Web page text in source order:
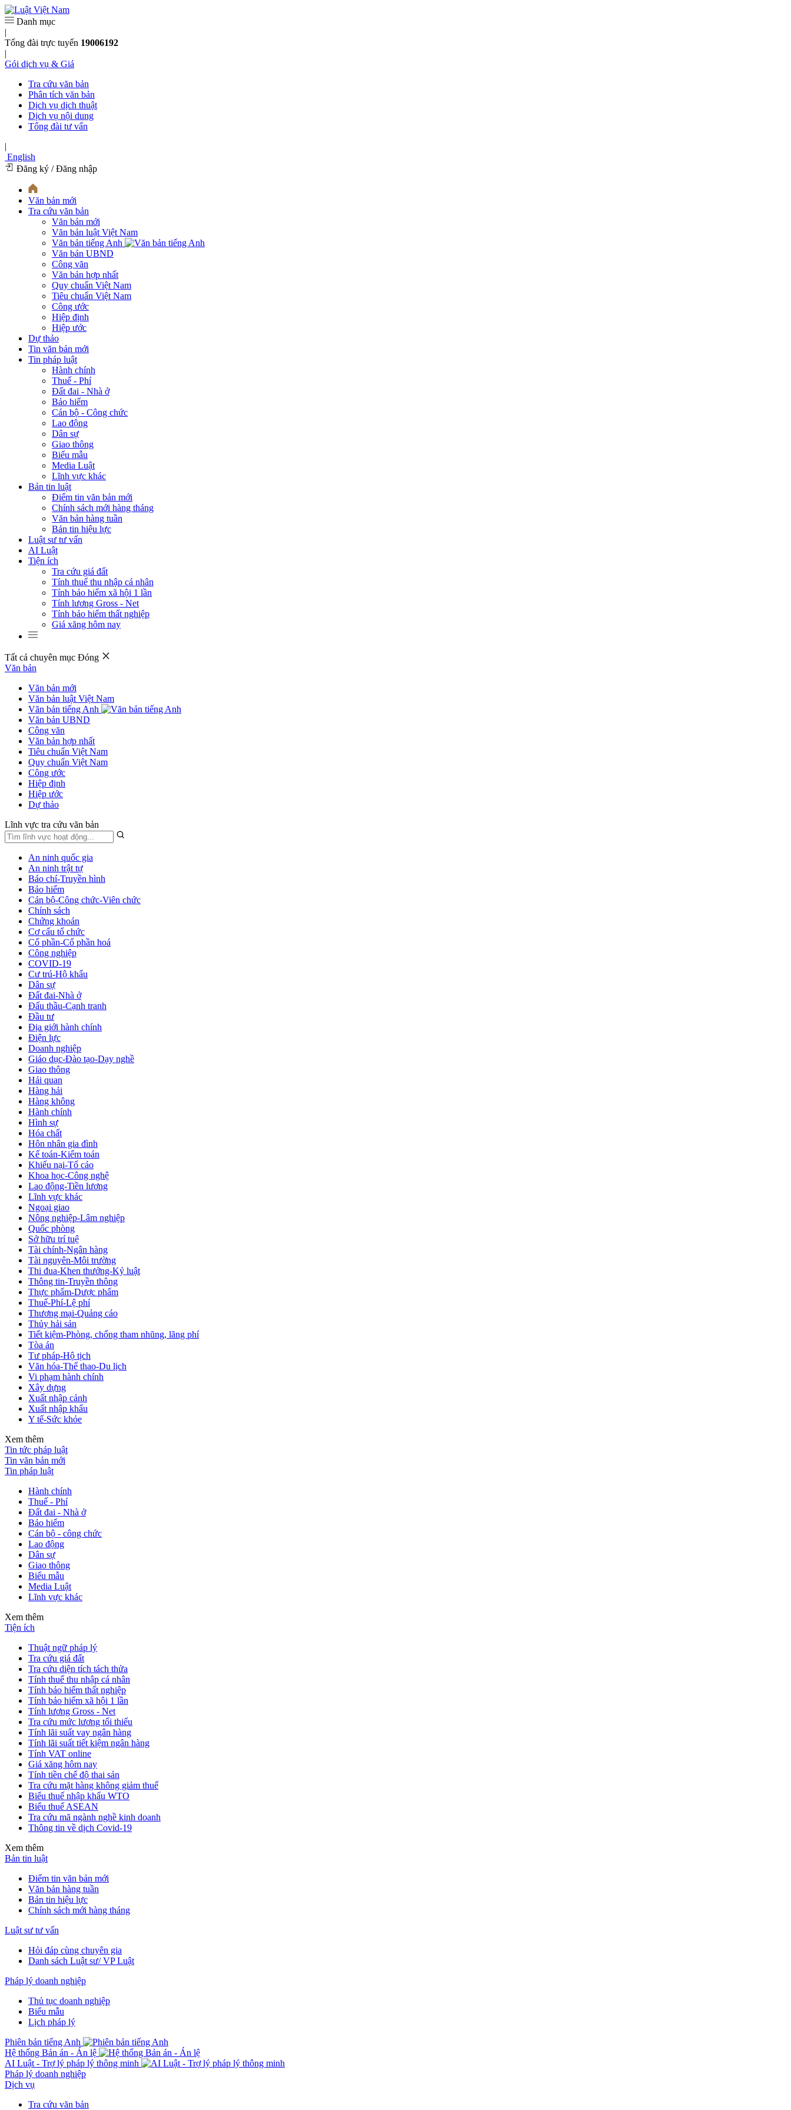
Danh mục
|
Tổng đài trực tuyến 19006192
|
Gói dịch vụ & Giá
Tra cứu văn bản
Phân tích văn bản
Dịch vụ dịch thuật
Dịch vụ nội dung
Tổng đài tư vấn
|
English
Đăng ký / Đăng nhập
Văn bản mới
Tra cứu văn bản
Văn bản mới
Văn bản luật Việt Nam
Văn bản tiếng Anh
Văn bản UBND
Công văn
Văn bản hợp nhất
Quy chuẩn Việt Nam
Tiêu chuẩn Việt Nam
Công ước
Hiệp định
Hiệp ước
Dự thảo
Tin văn bản mới
Tin pháp luật
Hành chính
Thuế - Phí
Đất đai - Nhà ở
Bảo hiểm
Cán bộ - Công chức
Lao động
Dân sự
Giao thông
Biểu mẫu
Media Luật
Lĩnh vực khác
Bản tin luật
Điểm tin văn bản mới
Chính sách mới hàng tháng
Văn bản hàng tuần
Bản tin hiệu lực
Luật sư tư vấn
AI Luật
Tiện ích
Tra cứu giá đất
Tính thuế thu nhập cá nhân
Tính bảo hiểm xã hội 1 lần
Tính lương Gross - Net
Tính bảo hiểm thất nghiệp
Giá xăng hôm nay
Tất cả chuyên mục Đóng
Văn bản
Văn bản mới
Văn bản luật Việt Nam
Văn bản tiếng Anh
Văn bản UBND
Công văn
Văn bản hợp nhất
Tiêu chuẩn Việt Nam
Quy chuẩn Việt Nam
Công ước
Hiệp định
Hiệp ước
Dự thảo
Lĩnh vực tra cứu văn bản
An ninh quốc gia
An ninh trật tự
Báo chí-Truyền hình
Bảo hiểm
Cán bộ-Công chức-Viên chức
Chính sách
Chứng khoán
Cơ cấu tổ chức
Cổ phần-Cổ phần hoá
Công nghiệp
COVID-19
Cư trú-Hộ khẩu
Dân sự
Đất đai-Nhà ở
Đấu thầu-Cạnh tranh
Đầu tư
Địa giới hành chính
Điện lực
Doanh nghiệp
Giáo dục-Đào tạo-Dạy nghề
Giao thông
Hải quan
Hàng hải
Hàng không
Hành chính
Hình sự
Hóa chất
Hôn nhân gia đình
Kế toán-Kiểm toán
Khiếu nại-Tố cáo
Khoa học-Công nghệ
Lao động-Tiền lương
Lĩnh vực khác
Ngoại giao
Nông nghiệp-Lâm nghiệp
Quốc phòng
Sở hữu trí tuệ
Tài chính-Ngân hàng
Tài nguyên-Môi trường
Thi đua-Khen thưởng-Kỷ luật
Thông tin-Truyền thông
Thực phẩm-Dược phẩm
Thuế-Phí-Lệ phí
Thương mại-Quảng cáo
Thủy hải sản
Tiết kiệm-Phòng, chống tham nhũng, lãng phí
Tòa án
Tư pháp-Hộ tịch
Văn hóa-Thể thao-Du lịch
Vi phạm hành chính
Xây dựng
Xuất nhập cảnh
Xuất nhập khẩu
Y tế-Sức khỏe
Xem thêm
Tin tức pháp luật
Tin văn bản mới
Tin pháp luật
Hành chính
Thuế - Phí
Đất đai - Nhà ở
Bảo hiểm
Cán bộ - công chức
Lao động
Dân sự
Giao thông
Biểu mẫu
Media Luật
Lĩnh vực khác
Xem thêm
Tiện ích
Thuật ngữ pháp lý
Tra cứu giá đất
Tra cứu diện tích tách thửa
Tính thuế thu nhập cá nhân
Tính bảo hiểm thất nghiệp
Tính bảo hiểm xã hội 1 lần
Tính lương Gross - Net
Tra cứu mức lương tối thiểu
Tính lãi suất vay ngân hàng
Tính lãi suất tiết kiệm ngân hàng
Tính VAT online
Giá xăng hôm nay
Tính tiền chế độ thai sản
Tra cứu mặt hàng không giảm thuế
Biểu thuế nhập khẩu WTO
Biểu thuế ASEAN
Tra cứu mã ngành nghề kinh doanh
Thông tin về dịch Covid-19
Xem thêm
Bản tin luật
Điểm tin văn bản mới
Văn bản hàng tuần
Bản tin hiệu lực
Chính sách mới hàng tháng
Luật sư tư vấn
Hỏi đáp cùng chuyên gia
Danh sách Luật sư/ VP Luật
Pháp lý doanh nghiệp
Thủ tục doanh nghiệp
Biểu mẫu
Lịch pháp lý
Phiên bản tiếng Anh
Hệ thống Bản án - Án lệ
AI Luật - Trợ lý pháp lý thông minh
Pháp lý doanh nghiệp
Dịch vụ
Tra cứu văn bản